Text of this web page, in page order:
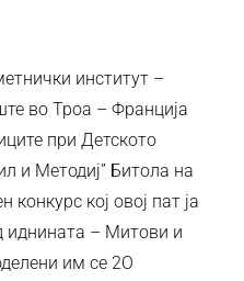
институт –
во Троа – Франција
при Детското
и Методиј” Битола на
кој овој пат ја
иднината – Митови и
им се 2О